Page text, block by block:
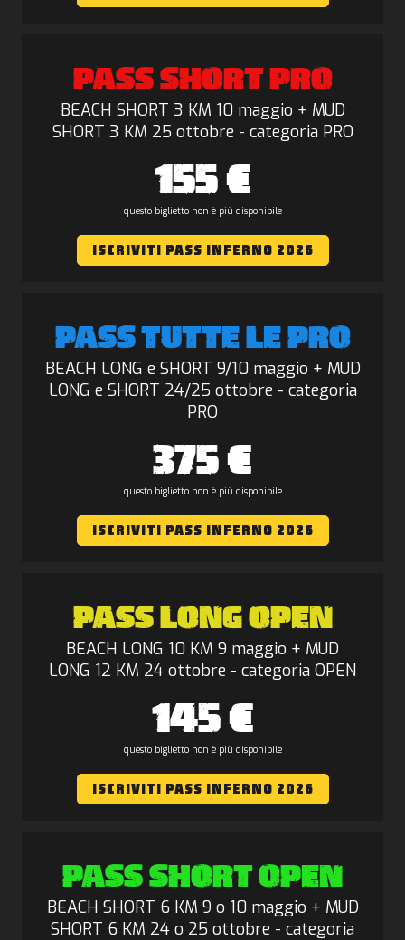
PASS SHORT PRO
BEACH SHORT 3 KM 10 maggio + MUD
SHORT 3 KM 25 ottobre - categoria PRO
155 €
questo biglietto non è più disponibile
ISCRIVITI PASS INFERNO 2026
PASS TUTTE LE PRO
BEACH LONG e SHORT 9/10 maggio + MUD
LONG e SHORT 24/25 ottobre - categoria
PRO
375 €
questo biglietto non è più disponibile
ISCRIVITI PASS INFERNO 2026
PASS LONG OPEN
BEACH LONG 10 KM 9 maggio + MUD
LONG 12 KM 24 ottobre - categoria OPEN
145 €
questo biglietto non è più disponibile
ISCRIVITI PASS INFERNO 2026
PASS SHORT OPEN
BEACH SHORT 6 KM 9 o 10 maggio + MUD
SHORT 6 KM 24 o 25 ottobre - categoria